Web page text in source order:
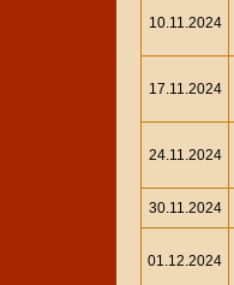
10.11.2024
17.11.2024
24.11.2024
30.11.2024
01.12.2024